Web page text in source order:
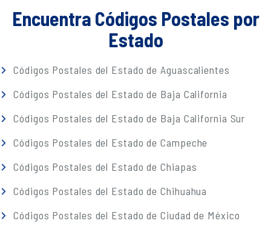
Encuentra Códigos Postales por
Estado
Códigos Postales del Estado de Aguascalientes
Códigos Postales del Estado de Baja California
Códigos Postales del Estado de Baja California Sur
Códigos Postales del Estado de Campeche
Códigos Postales del Estado de Chiapas
Códigos Postales del Estado de Chihuahua
Códigos Postales del Estado de Ciudad de México